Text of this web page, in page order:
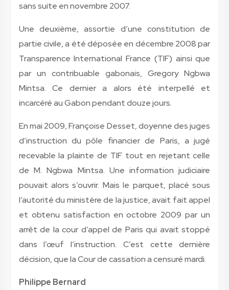
sans suite en novembre 2007.
Une deuxième, assortie d’une constitution de
partie civile, a été déposée en décembre 2008 par
Transparence International France (TIF) ainsi que
par un contribuable gabonais, Gregory Ngbwa
Mintsa. Ce dernier a alors été interpellé et
incarcéré au Gabon pendant douze jours.
En mai 2009, Françoise Desset, doyenne des juges
d’instruction du pôle financier de Paris, a jugé
recevable la plainte de TIF tout en rejetant celle
de M. Ngbwa Mintsa. Une information judiciaire
pouvait alors s’ouvrir. Mais le parquet, placé sous
l’autorité du ministère de la justice, avait fait appel
et obtenu satisfaction en octobre 2009 par un
arrêt de la cour d’appel de Paris qui avait stoppé
dans l’œuf l’instruction. C’est cette dernière
décision, que la Cour de cassation a censuré mardi.
Philippe Bernard